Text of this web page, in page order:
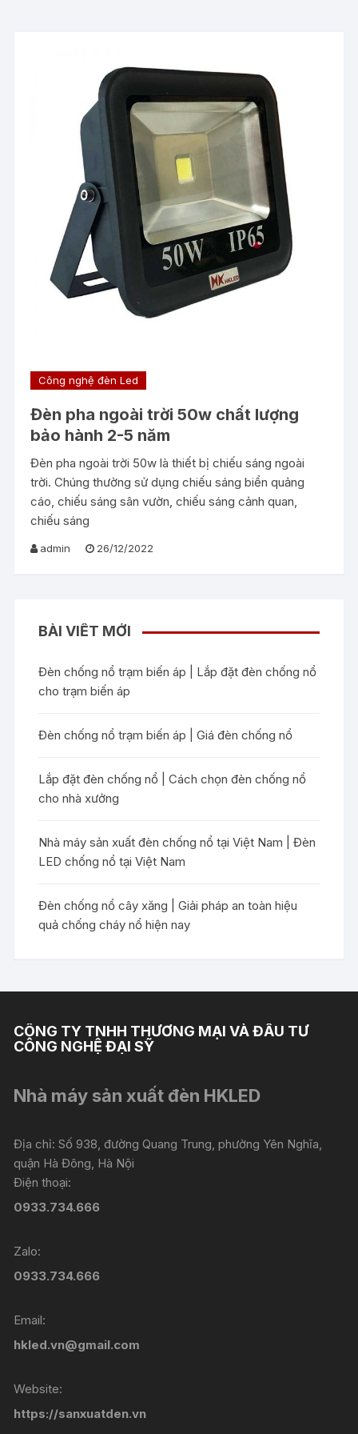
Công nghệ đèn Led
Đèn pha ngoài trời 50w chất lượng
bảo hành 2-5 năm
Đèn pha ngoài trời 50w là thiết bị chiếu sáng ngoài
trời. Chúng thường sử dụng chiếu sáng biển quảng
cáo, chiếu sáng sân vườn, chiếu sáng cảnh quan,
chiếu sáng
admin 26/12/2022
BÀI VIẾT MỚI
Đèn chống nổ trạm biến áp | Lắp đặt đèn chống nổ
cho trạm biến áp
Đèn chống nổ trạm biến áp | Giá đèn chống nổ
Lắp đặt đèn chống nổ | Cách chọn đèn chống nổ
cho nhà xưởng
Nhà máy sản xuất đèn chống nổ tại Việt Nam | Đèn
LED chống nổ tại Việt Nam
Đèn chống nổ cây xăng | Giải pháp an toàn hiệu
quả chống cháy nổ hiện nay
CÔNG TY TNHH THƯƠNG MẠI VÀ ĐẦU TƯ
CÔNG NGHỆ ĐẠI SỸ
Nhà máy sản xuất đèn HKLED
Địa chỉ: Số 938, đường Quang Trung, phường Yên Nghĩa,
quận Hà Đông, Hà Nội
Điện thoại:
0933.734.666
Zalo:
0933.734.666
Email:
hkled.vn@gmail.com
Website:
https://sanxuatden.vn